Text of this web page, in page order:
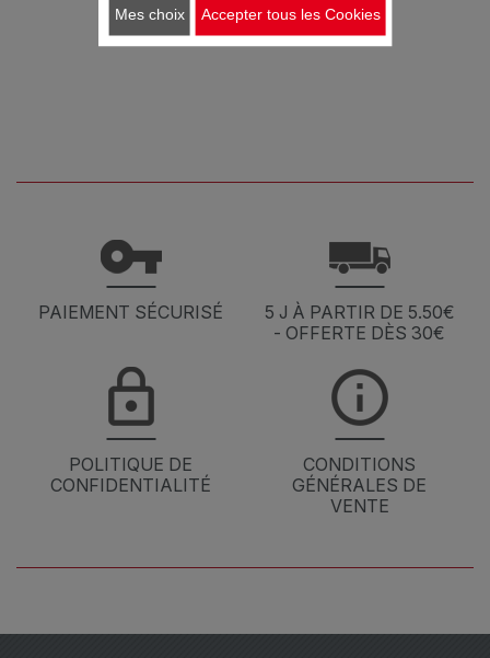
PAIEMENT SÉCURISÉ
5 J À PARTIR DE 5.50€
- OFFERTE DÈS 30€
POLITIQUE DE
CONFIDENTIALITÉ
CONDITIONS
GÉNÉRALES DE
VENTE
Mes choix Accepter tous les Cookies